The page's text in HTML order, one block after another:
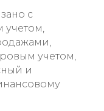
с
учетом,
учетом,
и